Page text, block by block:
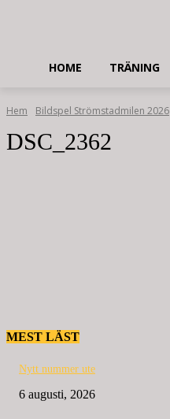
HOME TRÄNING
Hem Bildspel Strömstadmilen 2026
DSC_2362
MEST LÄST
Nytt nummer ute
6 augusti, 2026